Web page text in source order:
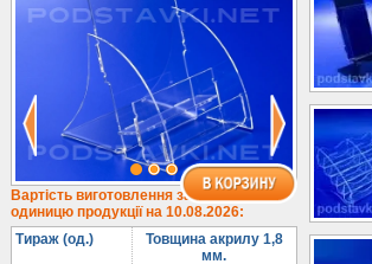
А4 формат
А3 формат
1/3 формату А4
Комбіновані
Навісні кишені
Менюхолдери
Під мобільні
Вартість виготовлення за
одиницю продукції на 10.08.2026:
Тираж (од.)
Товщина акрилу 1,8
мм.